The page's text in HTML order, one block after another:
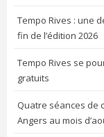
Tempo Rives : une
fin de l’édition 2026
Tempo Rives se
gratuits
Quatre séances de
Angers au mois